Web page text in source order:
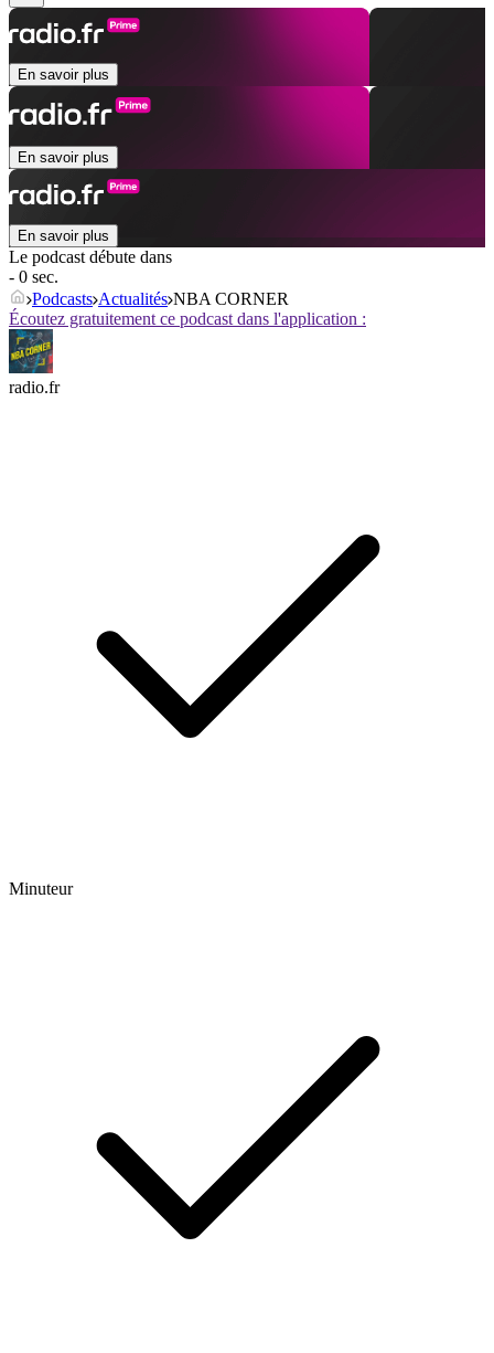
En savoir plus
En savoir plus
En savoir plus
Le podcast débute dans
- 0 sec.
Podcasts Actualités NBA CORNER
Écoutez gratuitement ce podcast dans l'application :
radio.fr
Minuteur